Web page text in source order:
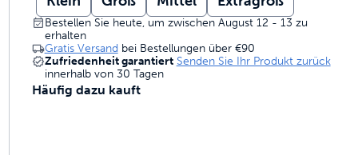
sind, um zu halten
Bestellen Sie heute, um zwischen August 12 - 13 zu
erhalten
Gratis Versand bei Bestellungen über €90
Zufriedenheit garantiert Senden Sie Ihr Produkt zurück
innerhalb von 30 Tagen
Häufig dazu kauft